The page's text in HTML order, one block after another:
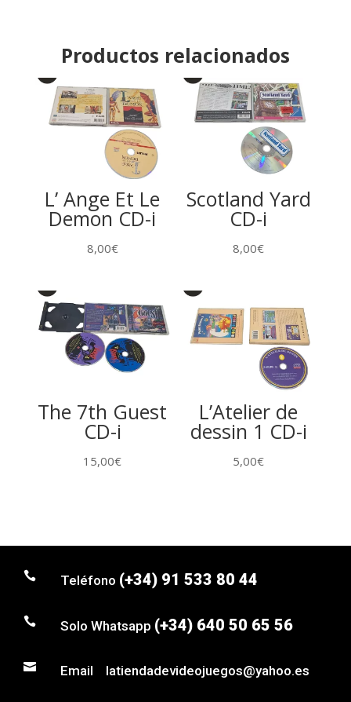
Productos relacionados
L’ Ange Et Le
Demon CD-i
8,00€
Scotland Yard
CD-i
8,00€
The 7th Guest
CD-i
15,00€
L’Atelier de
dessin 1 CD-i
5,00€
 Teléfono (+34) 91 533 80 44
 Solo Whatsapp (+34) 640 50 65 56
 Email latiendadevideojuegos@yahoo.es